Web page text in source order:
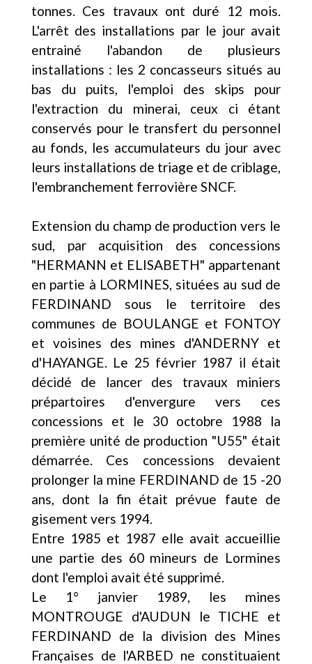
tonnes. Ces travaux ont duré 12 mois.
L'arrêt des installations par le jour avait
entrainé l'abandon de plusieurs
installations : les 2 concasseurs situés au
bas du puits, l'emploi des skips pour
l'extraction du minerai, ceux ci étant
conservés pour le transfert du personnel
au fonds, les accumulateurs du jour avec
leurs installations de triage et de criblage,
l'embranchement ferrovière SNCF.
Extension du champ de production vers le
sud, par acquisition des concessions
"HERMANN et ELISABETH" appartenant
en partie à LORMINES, situées au sud de
FERDINAND sous le territoire des
communes de BOULANGE et FONTOY
et voisines des mines d'ANDERNY et
d'HAYANGE. Le 25 février 1987 il était
décidé de lancer des travaux miniers
prépartoires d'envergure vers ces
concessions et le 30 octobre 1988 la
première unité de production "U55" était
démarrée. Ces concessions devaient
prolonger la mine FERDINAND de 15 -20
ans, dont la fin était prévue faute de
gisement vers 1994.
Entre 1985 et 1987 elle avait accueillie
une partie des 60 mineurs de Lormines
dont l'emploi avait été supprimé.
Le 1° janvier 1989, les mines
MONTROUGE d'AUDUN le TICHE et
FERDINAND de la division des Mines
Françaises de l'ARBED ne constituaient